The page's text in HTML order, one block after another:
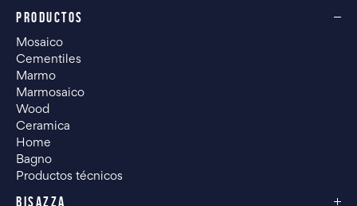
PRODUCTOS
Mosaico
Cementiles
Marmo
Marmosaico
Wood
Ceramica
Home
Bagno
Productos técnicos
BISAZZA